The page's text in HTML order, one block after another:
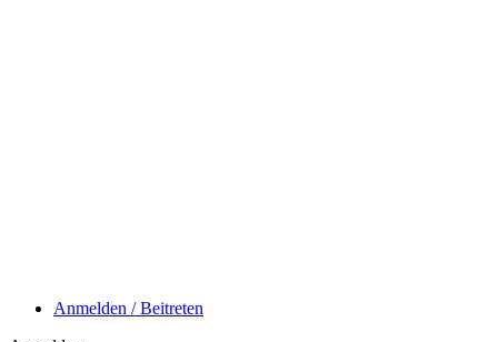
Anmelden / Beitreten